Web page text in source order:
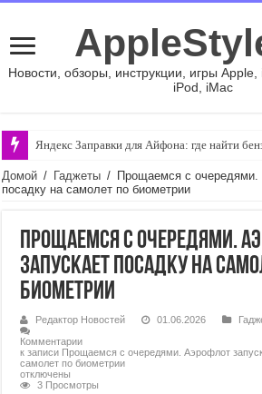
Новости, обзоры, инструкции, игры Apple,
iPod, iMac
Яндекс Заправки для Айфона: где найти
Домой / Гаджеты / Прощаемся с очередями.
посадку на самолет по биометрии
Прощаемся с очередями.
запускает посадку на
биометрии
Редактор Новостей 01.06.2026
Комментарии
к записи Прощаемся с очередями. Аэрофлот
самолет по биометрии
отключены
3 Просмотры